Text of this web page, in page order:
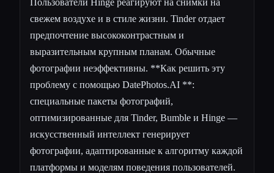
свежем воздухе и в стиле жизни. Tinder отдает
предпочтение высококонтрастным и
выразительным крупным планам. Обычные
фотографии неэффективны. **Как решить эту
проблему с помощью DatePhotos.AI **:
специальные пакеты фотографий,
оптимизированные для Tinder, Bumble и Hinge —
искусственный интеллект генерирует
фотографии, адаптированные к алгоритму каждой
платформы и моделям поведения пользователей.